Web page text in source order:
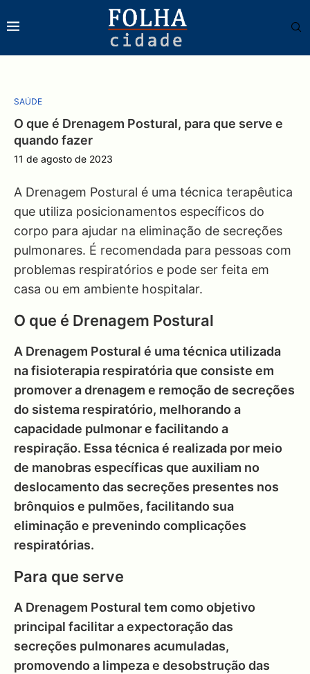
SAÚDE
O que é Drenagem Postural, para que serve e
quando fazer
11 de agosto de 2023
A Drenagem Postural é uma técnica terapêutica
que utiliza posicionamentos específicos do
corpo para ajudar na eliminação de secreções
pulmonares. É recomendada para pessoas com
problemas respiratórios e pode ser feita em
casa ou em ambiente hospitalar.
O que é Drenagem Postural
A Drenagem Postural é uma técnica utilizada
na fisioterapia respiratória que consiste em
promover a drenagem e remoção de secreções
do sistema respiratório, melhorando a
capacidade pulmonar e facilitando a
respiração. Essa técnica é realizada por meio
de manobras específicas que auxiliam no
deslocamento das secreções presentes nos
brônquios e pulmões, facilitando sua
eliminação e prevenindo complicações
respiratórias.
Para que serve
A Drenagem Postural tem como objetivo
principal facilitar a expectoração das
secreções pulmonares acumuladas,
promovendo a limpeza e desobstrução das